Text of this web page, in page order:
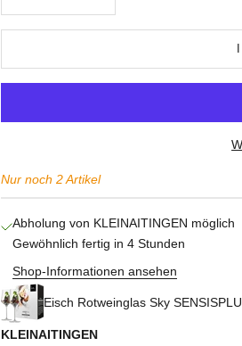
Nur noch 2 Artikel
Abholung von KLEINAITINGEN möglich
Gewöhnlich fertig in 4 Stunden
Shop-Informationen ansehen
Eisch Rotweinglas Sky
KLEINAITINGEN